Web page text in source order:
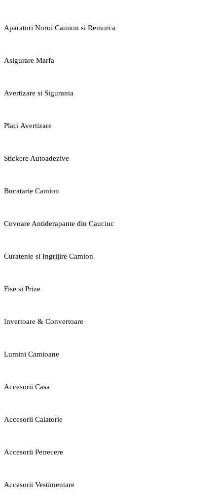
Aparatori Noroi Camion si Remorca
Asigurare Marfa
Avertizare si Siguranta
Placi Avertizare
Stickere Autoadezive
Bucatarie Camion
Covoare Antiderapante din Cauciuc
Curatenie si Ingrijire Camion
Fise si Prize
Invertoare & Convertoare
Lumini Camioane
Accesorii Casa
Accesorii Calatorie
Accesorii Petrecere
Accesorii Vestimentare